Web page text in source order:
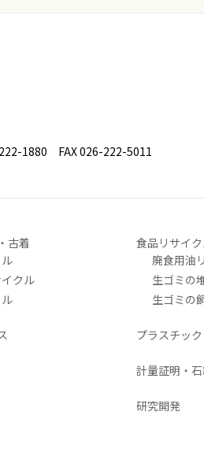
1880 FAX 026-222-5011
古着
クル
食品リサイ
廃食用油
生ゴミの
生ゴミの
プラスチック
計量証明・
研究開発